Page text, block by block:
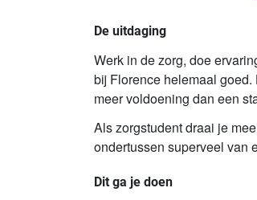
De uitdaging
Werk in de zorg, doe
bij Florence helemaal
meer voldoening dan een
Als zorgstudent draai je
ondertussen superveel van
Dit ga je doen